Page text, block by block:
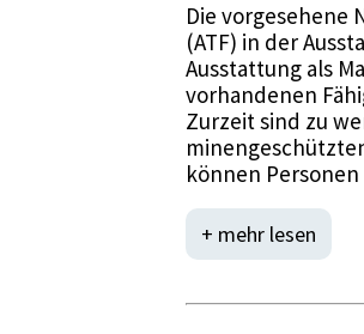
Die vorgesehene
(ATF) in der
Ausstattung als
vorhandenen
Zurzeit sind zu
können
Nahen Osten
+ mehr lesen